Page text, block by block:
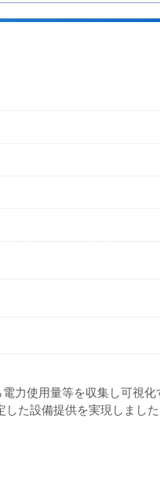
力使用量等を収集し可視化
た設備提供を実現しました